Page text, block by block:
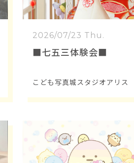
2026/07/23 Thu.
■七五三体験会■
こども写真城スタジオアリス